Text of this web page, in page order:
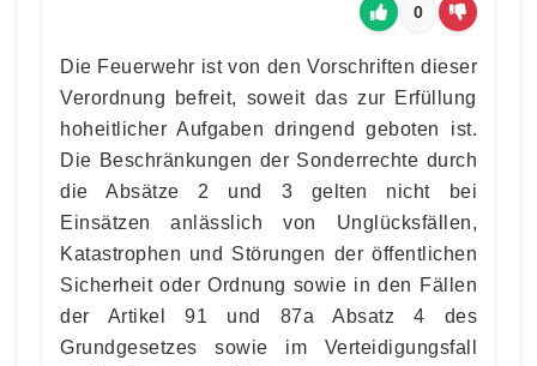
0
Die Feuerwehr ist von den Vorschriften dieser
Verordnung befreit, soweit das zur Erfüllung
hoheitlicher Aufgaben dringend geboten ist.
Die Beschränkungen der Sonderrechte durch
die Absätze 2 und 3 gelten nicht bei
Einsätzen anlässlich von Unglücksfällen,
Katastrophen und Störungen der öffentlichen
Sicherheit oder Ordnung sowie in den Fällen
der Artikel 91 und 87a Absatz 4 des
Grundgesetzes sowie im Verteidigungsfall